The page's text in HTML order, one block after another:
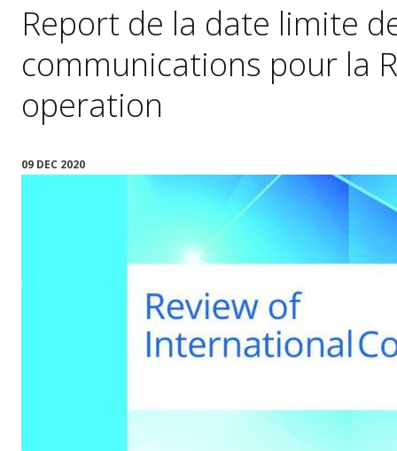
Report de la date limite
communications pour la
operation
09 DEC 2020